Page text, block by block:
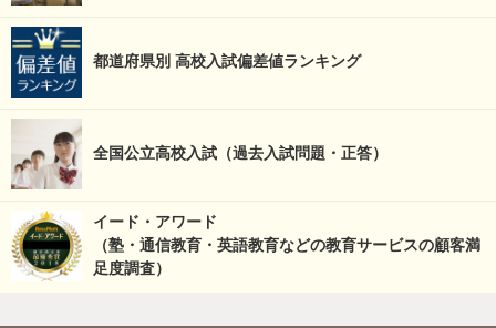
都道府県別 高校入試偏差値ランキング
全国公立高校入試（過去入試問題・正答）
イード・アワード
（塾・通信教育・英語教育などの教育サービスの顧客満
足度調査）